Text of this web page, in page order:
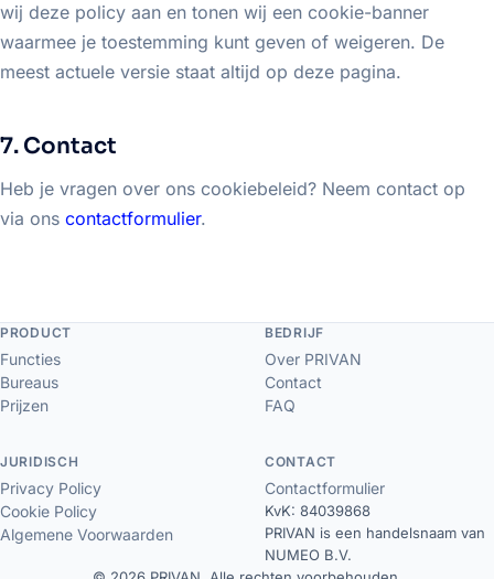
wij deze policy aan en tonen wij een cookie-banner
waarmee je toestemming kunt geven of weigeren. De
meest actuele versie staat altijd op deze pagina.
7. Contact
Heb je vragen over ons cookiebeleid? Neem contact op
via ons contactformulier.
PRODUCT
Functies
Bureaus
Prijzen
BEDRIJF
Over PRIVAN
Contact
FAQ
JURIDISCH
Privacy Policy
Cookie Policy
Algemene Voorwaarden
CONTACT
Contactformulier
KvK: 84039868
PRIVAN is een handelsnaam van
NUMEO B.V.